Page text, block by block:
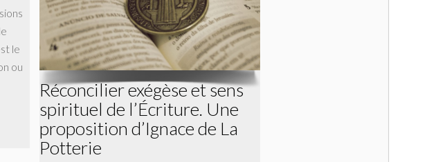
le
ou
Réconcilier exégèse et sens
spirituel de l’Écriture. Une
proposition d’Ignace de La
Potterie